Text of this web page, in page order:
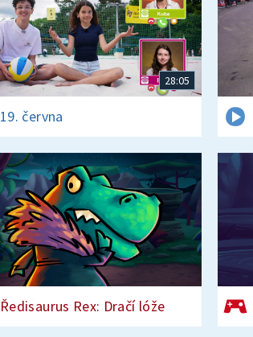
28:05
19. června
Ředisaurus Rex: Dračí lóže